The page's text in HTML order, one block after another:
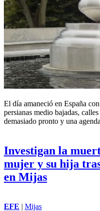
El día amaneció en España
persianas medio bajadas,
demasiado pronto y una
Investigan la
mujer y su hija
en Mijas
EFE | Mijas